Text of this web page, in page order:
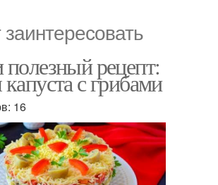
рецепт:
с грибами
16